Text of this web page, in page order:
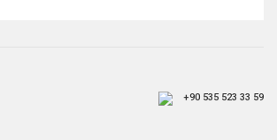
+90 535 523 33 59